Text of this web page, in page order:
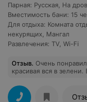
Парная: Русская На
Вместимость бани: 15
Для отдыха: Комната
некурящих
Мангал
Развлечения: TV Wi-Fi
Отзыв. Очень
красивая вся в
вернёмся ещё.